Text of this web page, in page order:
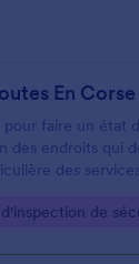
En Corse
faire un état
des endroits qui
des
de